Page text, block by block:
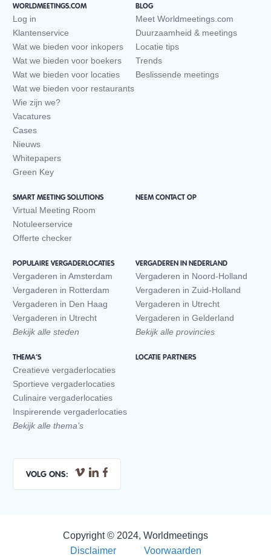
WORLDMEETINGS.COM
Log in
Klantenservice
Wat we bieden voor inkopers
Wat we bieden voor boekers
Wat we bieden voor locaties
Wat we bieden voor restaurants
Wie zijn we?
Vacatures
Cases
Nieuws
Whitepapers
Green Key
BLOG
Meet Worldmeetings.com
Duurzaamheid & meetings
Locatie tips
Trends
Beslissende meetings
SMART MEETING SOLUTIONS
Virtual Meeting Room
Notuleerservice
Offerte checker
NEEM CONTACT OP
POPULAIRE VERGADERLOCATIES
Vergaderen in Amsterdam
Vergaderen in Rotterdam
Vergaderen in Den Haag
Vergaderen in Utrecht
Bekijk alle steden
VERGADEREN IN NEDERLAND
Vergaderen in Noord-Holland
Vergaderen in Zuid-Holland
Vergaderen in Utrecht
Vergaderen in Gelderland
Bekijk alle provincies
THEMA’S
Creatieve vergaderlocaties
Sportieve vergaderlocaties
Culinaire vergaderlocaties
Inspirerende vergaderlocaties
Bekijk alle thema’s
LOCATIE PARTNERS
VOLG ONS:
Copyright © 2024, Worldmeetings
Disclaimer
Voorwaarden